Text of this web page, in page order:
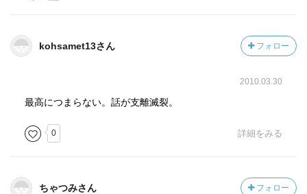
kohsamet13さん フォロー
2010.03.30
最高につまらない。話が支離滅裂。
0 詳細をみる
ちゃつみさん フォロー